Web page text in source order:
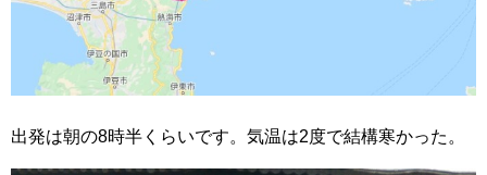
出発は朝の8時半くらいです。気温は2度で結構寒かった。